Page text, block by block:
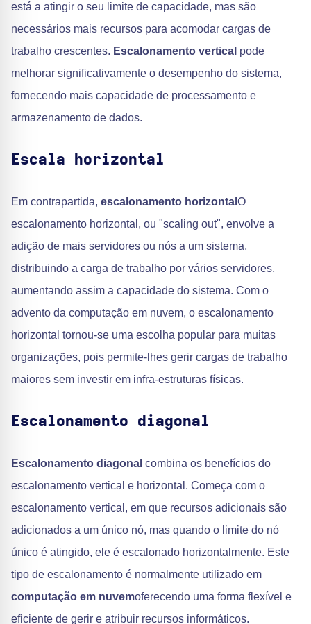
está a atingir o seu limite de capacidade, mas são
necessários mais recursos para acomodar cargas de
trabalho crescentes. Escalonamento vertical pode
melhorar significativamente o desempenho do sistema,
fornecendo mais capacidade de processamento e
armazenamento de dados.
Escala horizontal
Em contrapartida, escalonamento horizontal O
escalonamento horizontal, ou "scaling out", envolve a
adição de mais servidores ou nós a um sistema,
distribuindo a carga de trabalho por vários servidores,
aumentando assim a capacidade do sistema. Com o
advento da computação em nuvem, o escalonamento
horizontal tornou-se uma escolha popular para muitas
organizações, pois permite-lhes gerir cargas de trabalho
maiores sem investir em infra-estruturas físicas.
Escalonamento diagonal
Escalonamento diagonal combina os benefícios do
escalonamento vertical e horizontal. Começa com o
escalonamento vertical, em que recursos adicionais são
adicionados a um único nó, mas quando o limite do nó
único é atingido, ele é escalonado horizontalmente. Este
tipo de escalonamento é normalmente utilizado em
computação em nuvemoferecendo uma forma flexível e
eficiente de gerir e atribuir recursos informáticos.